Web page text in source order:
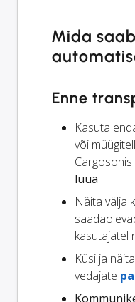
Mida saab
Enne
Kasuta
või
luua
Näita välja
kasutajatel
Küsi ja
vedajate